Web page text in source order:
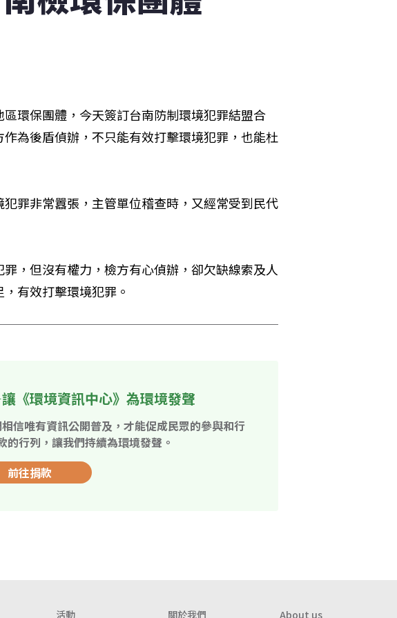
環保團體，今天簽訂台南防制環境犯罪結盟合
為後盾偵辦，不只能有效打擊環境犯罪，也能杜
罪非常囂張，主管單位稽查時，又經常受到民代
，但沒有權力，檢方有心偵辦，卻欠缺線索及人
有效打擊環境犯罪。
《環境資訊中心》為環境發聲
信唯有資訊公開普及，才能促成民眾的參與和行
的行列，讓我們持續為環境發聲。
前往捐款
活動 關於我們 About us